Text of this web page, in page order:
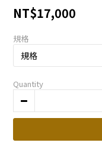
NT$17,000
規格
Quantity